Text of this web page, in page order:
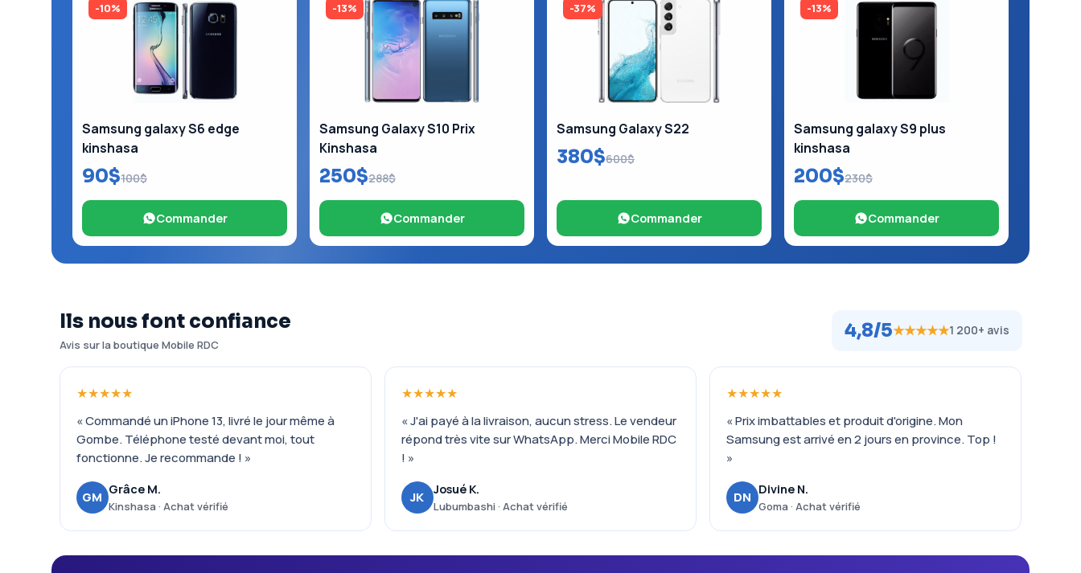
-10%
Samsung galaxy S6 edge
kinshasa
90$100$
Commander
-13%
Samsung Galaxy S10 Prix
Kinshasa
250$288$
Commander
-37%
Samsung Galaxy S22
380$600$
Commander
-13%
Samsung galaxy S9 plus
kinshasa
200$230$
Commander
Ils nous font confiance
Avis sur la boutique Mobile RDC
4,8/5★★★★★1 200+ avis
★★★★★
« Commandé un iPhone 13, livré le jour même à
Gombe. Téléphone testé devant moi, tout
fonctionne. Je recommande ! »
GM Grâce M.
Kinshasa · Achat vérifié
★★★★★
« J'ai payé à la livraison, aucun stress. Le vendeur
répond très vite sur WhatsApp. Merci Mobile RDC
! »
JK Josué K.
Lubumbashi · Achat vérifié
★★★★★
« Prix imbattables et produit d'origine. Mon
Samsung est arrivé en 2 jours en province. Top !
»
DN Divine N.
Goma · Achat vérifié